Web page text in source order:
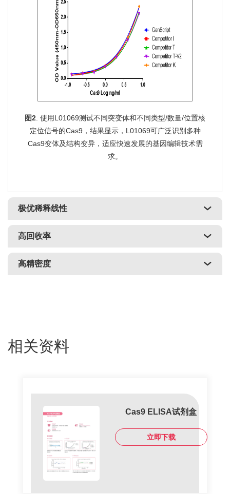
图2 . 使用L01069测试不同突变体和不同类型/数量/位置核
定位信号的Cas9，结果显示，L01069可广泛识别多种
Cas9变体及结构变异，适应快速发展的基因编辑技术需
求。
极优稀释线性
高回收率
高精密度
相关资料
Cas9 ELISA试剂盒
立即下载